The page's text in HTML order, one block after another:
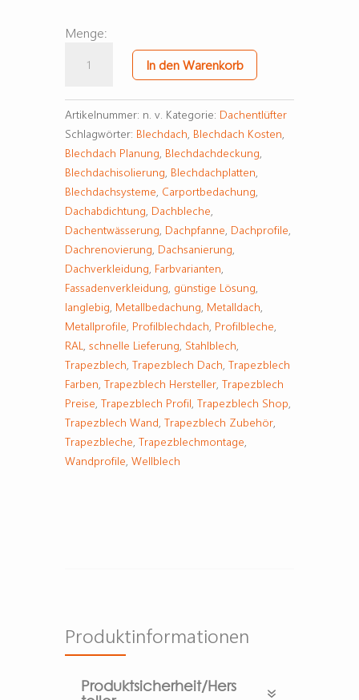
Menge:
Entlüftungsleiste
Standardpolyester
RAL
9006
Menge
In den Warenkorb
Artikelnummer: n. v. Kategorie: Dachentlüfter
Schlagwörter: Blechdach, Blechdach Kosten,
Blechdach Planung, Blechdachdeckung,
Blechdachisolierung, Blechdachplatten,
Blechdachsysteme, Carportbedachung,
Dachabdichtung, Dachbleche,
Dachentwässerung, Dachpfanne, Dachprofile,
Dachrenovierung, Dachsanierung,
Dachverkleidung, Farbvarianten,
Fassadenverkleidung, günstige Lösung,
langlebig, Metallbedachung, Metalldach,
Metallprofile, Profilblechdach, Profilbleche,
RAL, schnelle Lieferung, Stahlblech,
Trapezblech, Trapezblech Dach, Trapezblech
Farben, Trapezblech Hersteller, Trapezblech
Preise, Trapezblech Profil, Trapezblech Shop,
Trapezblech Wand, Trapezblech Zubehör,
Trapezbleche, Trapezblechmontage,
Wandprofile, Wellblech
Produktinformationen
Produktsicherheit/Hers